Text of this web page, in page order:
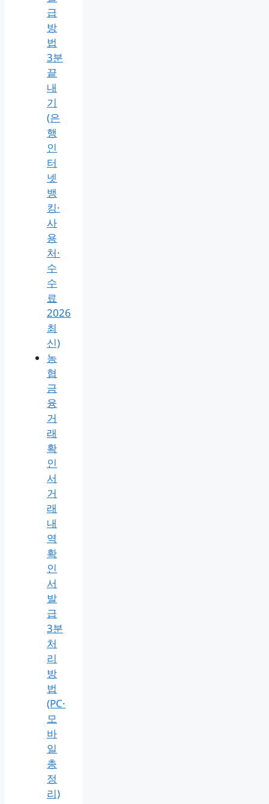
급
방
법
3분
끝
내
기
(은
행
인
터
넷
뱅
킹·
사
용
처·
수
수
료
2026
최
신)
농
협
금
융
거
래
확
인
서
거
래
내
역
확
인
서
발
급
3분
처
리
방
법
(PC·
모
바
일
총
정
리)